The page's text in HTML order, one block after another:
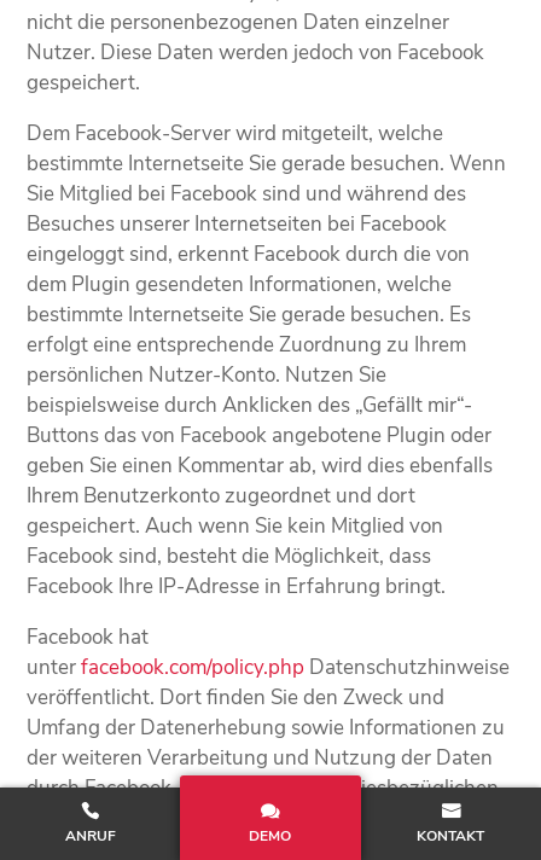
nicht die personenbezogenen Daten einzelner
Nutzer. Diese Daten werden jedoch von Facebook
gespeichert.
Dem Facebook-Server wird mitgeteilt, welche
bestimmte Internetseite Sie gerade besuchen. Wenn
Sie Mitglied bei Facebook sind und während des
Besuches unserer Internetseiten bei Facebook
eingeloggt sind, erkennt Facebook durch die von
dem Plugin gesendeten Informationen, welche
bestimmte Internetseite Sie gerade besuchen. Es
erfolgt eine entsprechende Zuordnung zu Ihrem
persönlichen Nutzer-Konto. Nutzen Sie
beispielsweise durch Anklicken des „Gefällt mir“-
Buttons das von Facebook angebotene Plugin oder
geben Sie einen Kommentar ab, wird dies ebenfalls
Ihrem Benutzerkonto zugeordnet und dort
gespeichert. Auch wenn Sie kein Mitglied von
Facebook sind, besteht die Möglichkeit, dass
Facebook Ihre IP-Adresse in Erfahrung bringt.
Facebook hat
unterfacebook.com/policy.php Datenschutzhinweise
veröffentlicht. Dort finden Sie den Zweck und
Umfang der Datenerhebung sowie Informationen zu
der weiteren Verarbeitung und Nutzung der Daten
durch Facebook. Auch werden Ihre diesbezüglichen
Rechte und Einstellungsmöglichkeiten zum Schutz
Ihrer Privatsphäre dort veröffentlicht.
ANRUF DEMO KONTAKT